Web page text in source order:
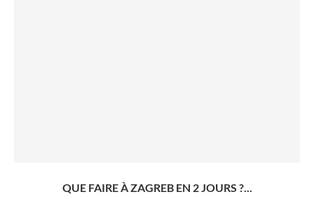
QUE FAIRE À ZAGREB EN 2 JOURS ?...